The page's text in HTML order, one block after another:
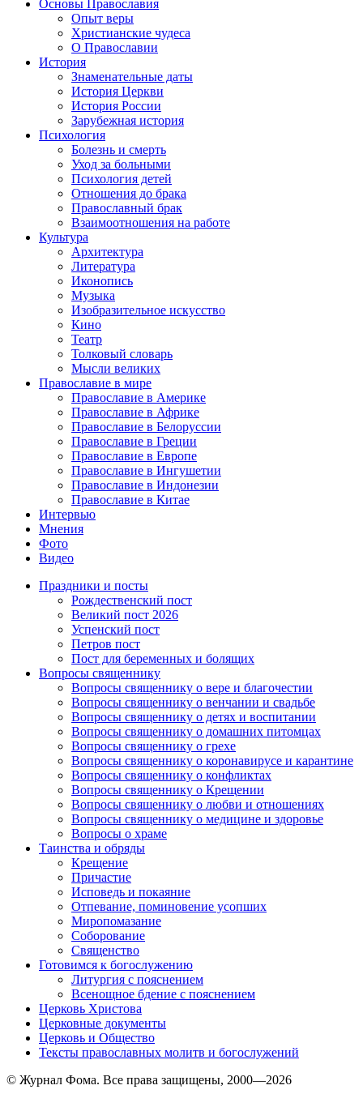
Основы Православия
Опыт веры
Христианские чудеса
О Православии
История
Знаменательные даты
История Церкви
История России
Зарубежная история
Психология
Болезнь и смерть
Уход за больными
Психология детей
Отношения до брака
Православный брак
Взаимоотношения на работе
Культура
Архитектура
Литература
Иконопись
Музыка
Изобразительное искусство
Кино
Театр
Толковый словарь
Мысли великих
Православие в мире
Православие в Америке
Православие в Африке
Православие в Белоруссии
Православие в Греции
Православие в Европе
Православие в Ингушетии
Православие в Индонезии
Православие в Китае
Интервью
Мнения
Фото
Видео
Праздники и посты
Рождественский пост
Великий пост 2026
Успенский пост
Петров пост
Пост для беременных и болящих
Вопросы священнику
Вопросы священнику о вере и благочестии
Вопросы священнику о венчании и свадьбе
Вопросы священнику о детях и воспитании
Вопросы священнику о домашних питомцах
Вопросы священнику о грехе
Вопросы священнику о коронавирусе и карантине
Вопросы священнику о конфликтах
Вопросы священнику о Крещении
Вопросы священнику о любви и отношениях
Вопросы священнику о медицине и здоровье
Вопросы о храме
Таинства и обряды
Крещение
Причастие
Исповедь и покаяние
Отпевание, поминовение усопших
Миропомазание
Соборование
Священство
Готовимся к богослужению
Литургия с пояснением
Всенощное бдение с пояснением
Церковь Христова
Церковные документы
Церковь и Общество
Тексты православных молитв и богослужений
© Журнал Фома. Все права защищены, 2000—2026